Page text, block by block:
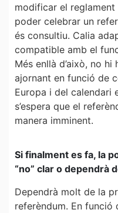
modificar el
poder celebrar un
és consultiu. Calia
compatible amb el
Més enllà d’això, no hi
ajornant en funció de
Europa i del calendari
s’espera que el
manera imminent.
Si finalment es fa, la
“no” clar o dependrà
Dependrà molt de la
referèndum. En